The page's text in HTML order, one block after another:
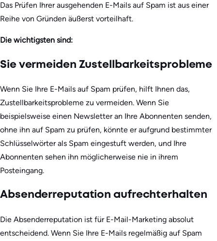
Das Prüfen Ihrer ausgehenden E-Mails auf Spam ist aus einer
Reihe von Gründen äußerst vorteilhaft.
Die wichtigsten sind:
Sie vermeiden Zustellbarkeitsprobleme
Wenn Sie Ihre E-Mails auf Spam prüfen, hilft Ihnen das,
Zustellbarkeitsprobleme zu vermeiden. Wenn Sie
beispielsweise einen Newsletter an Ihre Abonnenten senden,
ohne ihn auf Spam zu prüfen, könnte er aufgrund bestimmter
Schlüsselwörter als Spam eingestuft werden, und Ihre
Abonnenten sehen ihn möglicherweise nie in ihrem
Posteingang.
Absenderreputation aufrechterhalten
Die Absenderreputation ist für E-Mail-Marketing absolut
entscheidend. Wenn Sie Ihre E-Mails regelmäßig auf Spam